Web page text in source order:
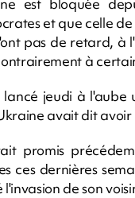
et que celle
pas de retard,
à
lancé jeudi à
avait dit
promis
ces dernières
de son